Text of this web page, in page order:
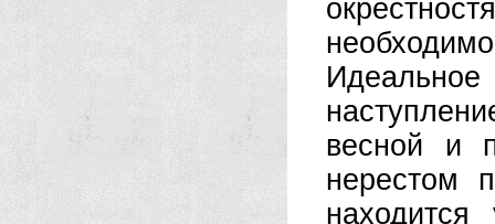
весной и
нерестом